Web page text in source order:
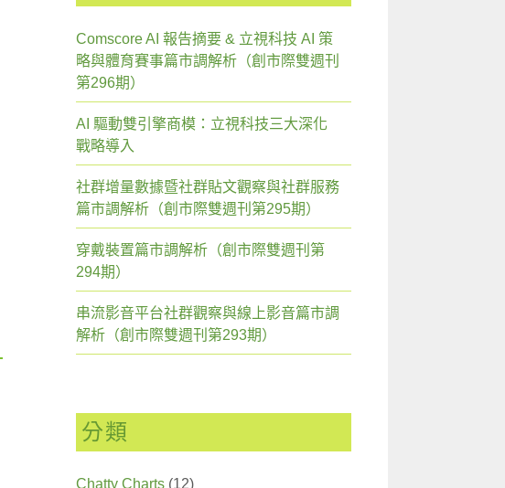
Comscore AI 報告摘要 & 立視科技 AI 策
略與體育賽事篇市調解析（創市際雙週刊
第296期）
AI 驅動雙引擎商模：立視科技三大深化
戰略導入
社群增量數據暨社群貼文觀察與社群服務
篇市調解析（創市際雙週刊第295期）
穿戴裝置篇市調解析（創市際雙週刊第
294期）
串流影音平台社群觀察與線上影音篇市調
解析（創市際雙週刊第293期）
分類
Chatty Charts (12)